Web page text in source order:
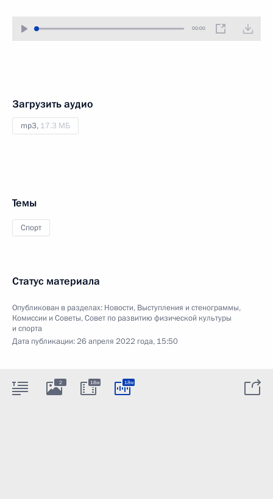
00:00
Загрузить аудио
mp3, 17.3 МБ
Темы
Спорт
Статус материала
Опубликован в разделах: Новости, Выступления и стенограммы,
Комиссии и Советы,Совет по развитию физической культуры
и спорта
Дата публикации:26 апреля 2022 года, 15:50
2 18м 18м